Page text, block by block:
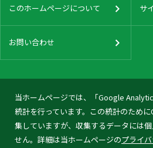
当ホームページでは、「Google
統計を行っています。この統計のため
集していますが、収集するデータには
せん。詳細は当ホームページのプライ
このホームページについて サ
お問い合わせ